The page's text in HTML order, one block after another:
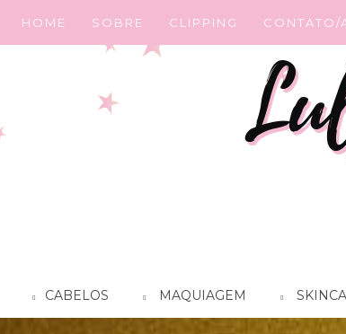
HOME SOBRE CLIPPING CONTATO/
CABELOS MAQUIAGEM